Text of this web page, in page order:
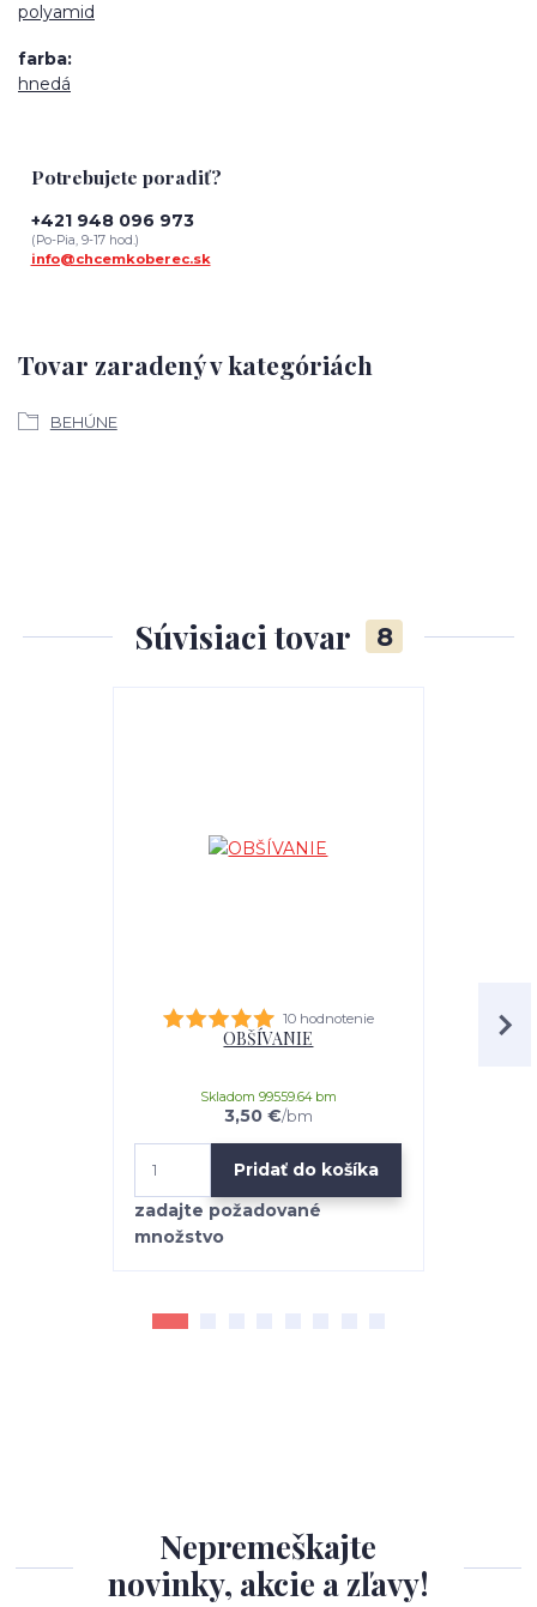
polyamid
farba
hnedá
Tovar zaradený v kategóriách
BEHÚNE
Potrebujete poradiť?
+421 948 096 973
(Po-Pia, 9-17 hod.)
info@chcemkoberec.sk
Súvisiaci tovar 8
10 hodnotenie
OBŠÍVANIE
3,50 €/bm
Skladom 99559.64 bm
Pridať do košíka
Nepremeškajte
novinky, akcie a zľavy!